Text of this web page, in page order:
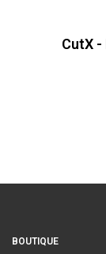
CutX
BOUTIQUE